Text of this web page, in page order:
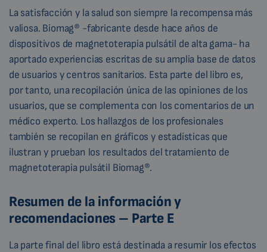
La satisfacción y la salud son siempre la recompensa más
valiosa. Biomag® -fabricante desde hace años de
dispositivos de magnetoterapia pulsátil de alta gama- ha
aportado experiencias escritas de su amplia base de datos
de usuarios y centros sanitarios. Esta parte del libro es,
por tanto, una recopilación única de las opiniones de los
usuarios, que se complementa con los comentarios de un
médico experto. Los hallazgos de los profesionales
también se recopilan en gráficos y estadísticas que
ilustran y prueban los resultados del tratamiento de
magnetoterapia pulsátil Biomag®.
Resumen de la información y
recomendaciones – Parte E
La parte final del libro está destinada a resumir los efectos